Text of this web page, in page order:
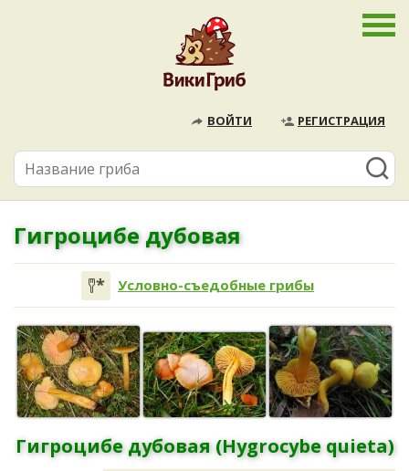
ВОЙТИ РЕГИСТРАЦИЯ
Гигроцибе дубовая
Условно-съедобные грибы
Гигроцибе дубовая (Hygrocybe quieta)